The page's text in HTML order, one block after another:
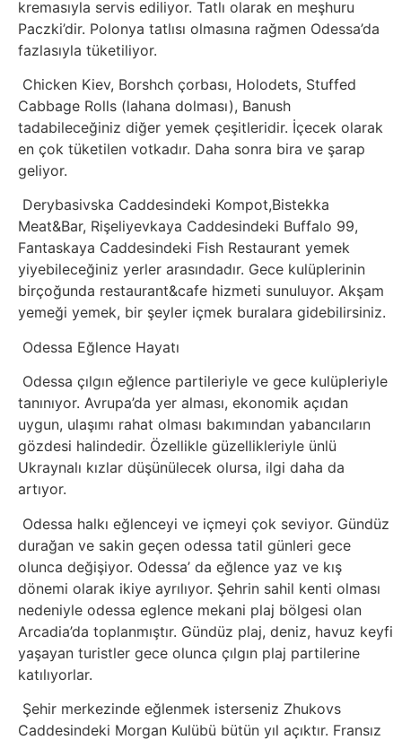
Sanat
Metaverse
Mobil
Müzik
Nft
Oyun
Projeler
ve
Fikirler
Psikoloji
Sağlık
Scriptler
Seo
Sigorta
Sinema
Spor
kremasıyla servis ediliyor. Tatlı olarak en meşhuru
Paczki’dir. Polonya tatlısı olmasına rağmen Odessa’da
fazlasıyla tüketiliyor.
Chicken Kiev, Borshch çorbası, Holodets, Stuffed
Cabbage Rolls (lahana dolması), Banush
tadabileceğiniz diğer yemek çeşitleridir. İçecek olarak
en çok tüketilen votkadır. Daha sonra bira ve şarap
geliyor.
Derybasivska Caddesindeki Kompot,Bistekka
Meat&Bar, Rişeliyevkaya Caddesindeki Buffalo 99,
Fantaskaya Caddesindeki Fish Restaurant yemek
yiyebileceğiniz yerler arasındadır. Gece kulüplerinin
birçoğunda restaurant&cafe hizmeti sunuluyor. Akşam
yemeği yemek, bir şeyler içmek buralara gidebilirsiniz.
Odessa Eğlence Hayatı
Odessa çılgın eğlence partileriyle ve gece kulüpleriyle
tanınıyor. Avrupa’da yer alması, ekonomik açıdan
uygun, ulaşımı rahat olması bakımından yabancıların
gözdesi halindedir. Özellikle güzellikleriyle ünlü
Ukraynalı kızlar düşünülecek olursa, ilgi daha da
artıyor.
Odessa halkı eğlenceyi ve içmeyi çok seviyor. Gündüz
durağan ve sakin geçen odessa tatil günleri gece
olunca değişiyor. Odessa’ da eğlence yaz ve kış
dönemi olarak ikiye ayrılıyor. Şehrin sahil kenti olması
nedeniyle odessa eglence mekani plaj bölgesi olan
Arcadia’da toplanmıştır. Gündüz plaj, deniz, havuz keyfi
yaşayan turistler gece olunca çılgın plaj partilerine
katılıyorlar.
Şehir merkezinde eğlenmek isterseniz Zhukovs
Caddesindeki Morgan Kulübü bütün yıl açıktır. Fransız